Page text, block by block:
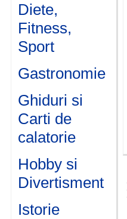
Diete,
Fitness,
Sport
Gastronomie
Ghiduri si
Carti de
calatorie
Hobby si
Divertisment
Istorie